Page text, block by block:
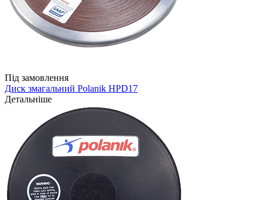
Під замовлення
Диск змагальний Polanik HPD17
Детальніше